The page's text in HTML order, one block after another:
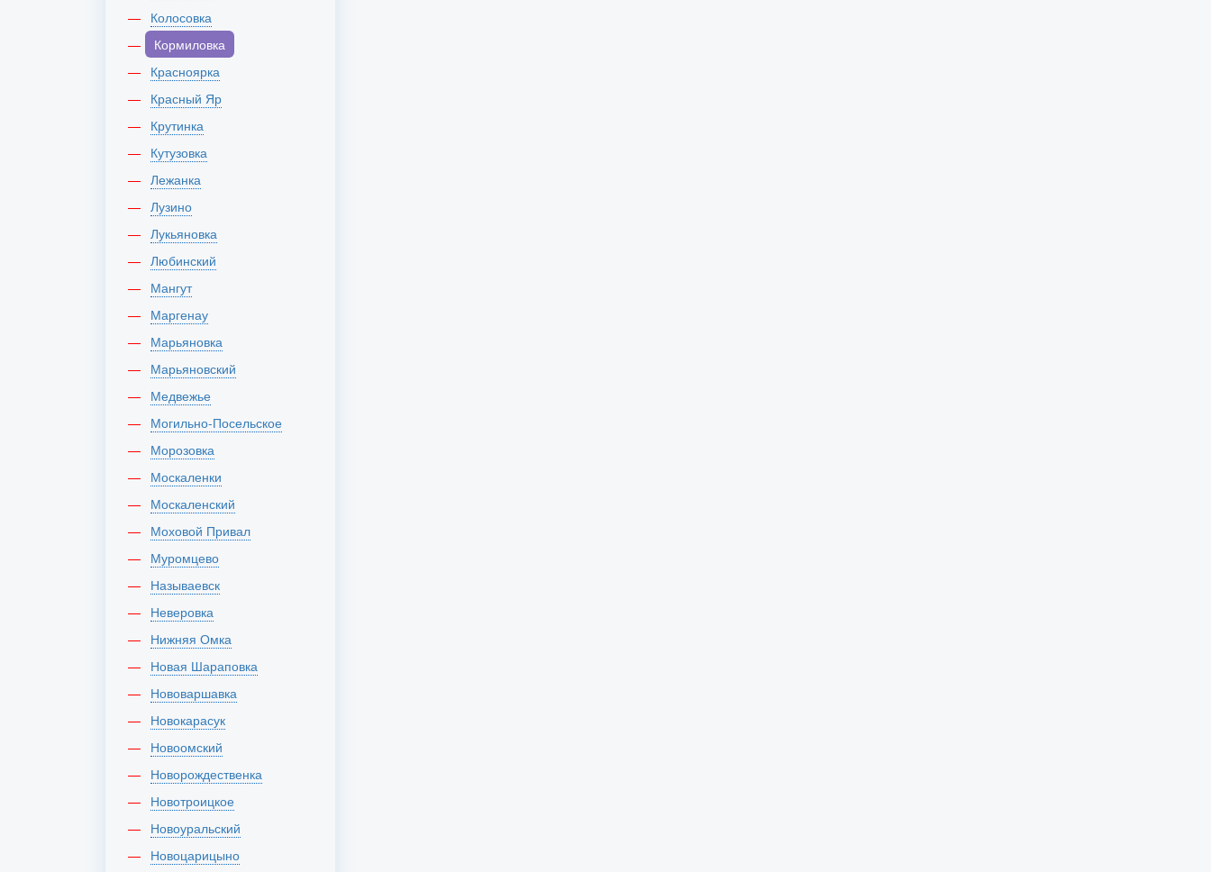
Колосовка
Кормиловка
Красноярка
Красный Яр
Крутинка
Кутузовка
Лежанка
Лузино
Лукьяновка
Любинский
Мангут
Маргенау
Марьяновка
Марьяновский
Медвежье
Могильно-Посельское
Морозовка
Москаленки
Москаленский
Моховой Привал
Муромцево
Называевск
Неверовка
Нижняя Омка
Новая Шараповка
Нововаршавка
Новокарасук
Новоомский
Новорождественка
Новотроицкое
Новоуральский
Новоцарицыно